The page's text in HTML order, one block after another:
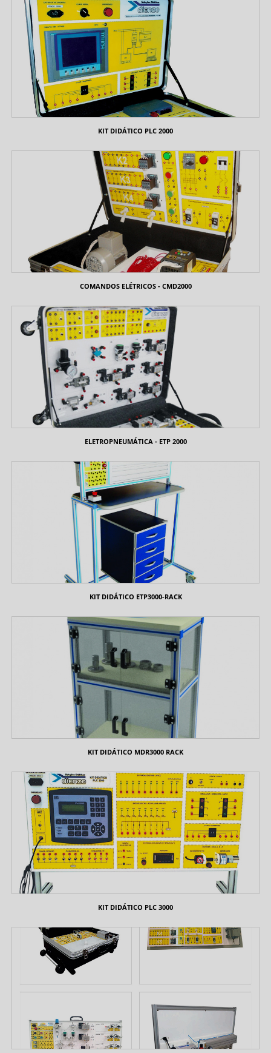
KIT DIDÁTICO PLC 2000
COMANDOS ELÉTRICOS - CMD2000
ELETROPNEUMÁTICA - ETP 2000
KIT DIDÁTICO ETP3000-RACK
KIT DIDÁTICO MDR3000 RACK
KIT DIDÁTICO PLC 3000